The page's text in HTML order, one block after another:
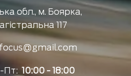
обл., м. Боярка,
117
Пт: 10:00 - 18:00